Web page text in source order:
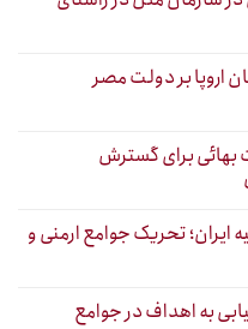
اروپا بر دولت مصر
بهائی برای گسترش
ایران؛ تحریک جوامع ارمنی و
به اهداف در جوامع